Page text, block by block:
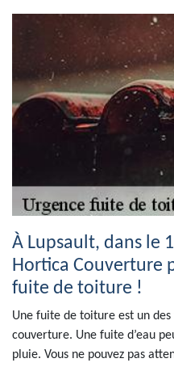
À Lupsault, dans le
Hortica Couverture
fuite de toiture !
Une fuite de toiture est un
couverture. Une fuite d’eau
pluie. Vous ne pouvez pas